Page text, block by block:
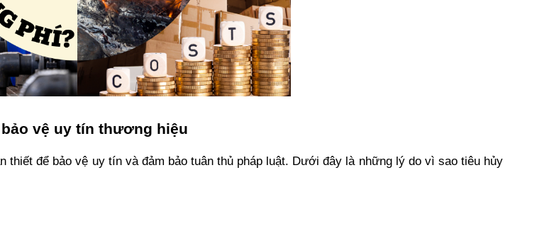
vệ uy tín thương hiệu
thiết để bảo vệ uy tín và đảm bảo tuân thủ pháp luật. Dưới đây là những lý do vì sao tiêu hủy